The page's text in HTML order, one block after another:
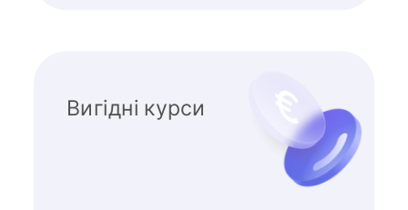
Вигідні курси